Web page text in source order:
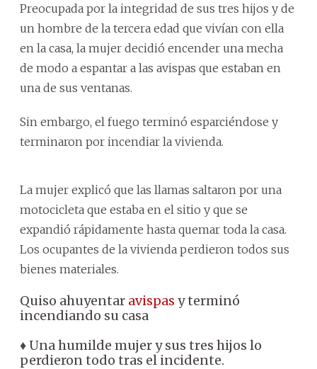
Preocupada por la integridad de sus tres hijos y de
un hombre de la tercera edad que vivían con ella
en la casa, la mujer decidió encender una mecha
de modo a espantar a las avispas que estaban en
una de sus ventanas.
Sin embargo, el fuego terminó esparciéndose y
terminaron por incendiar la vivienda.
La mujer explicó que las llamas saltaron por una
motocicleta que estaba en el sitio y que se
expandió rápidamente hasta quemar toda la casa.
Los ocupantes de la vivienda perdieron todos sus
bienes materiales.
Quiso ahuyentar avispas y terminó
incendiando su casa
♦ Una humilde mujer y sus tres hijos lo
perdieron todo tras el incidente.